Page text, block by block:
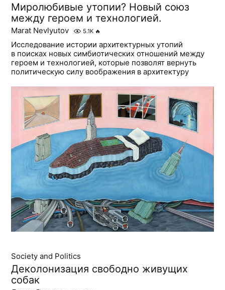
Миролюбивые утопии? Новый союз
между героем и технологией.
Marat Nevlyutov 5.1K 🔥
Исследование истории архитектурных утопий
в поисках новых симбиотических отношений между
героем и технологией, которые позволят вернуть
политическую силу воображения в архитектуру
Society and Politics
Деколонизация свободно живущих
собак